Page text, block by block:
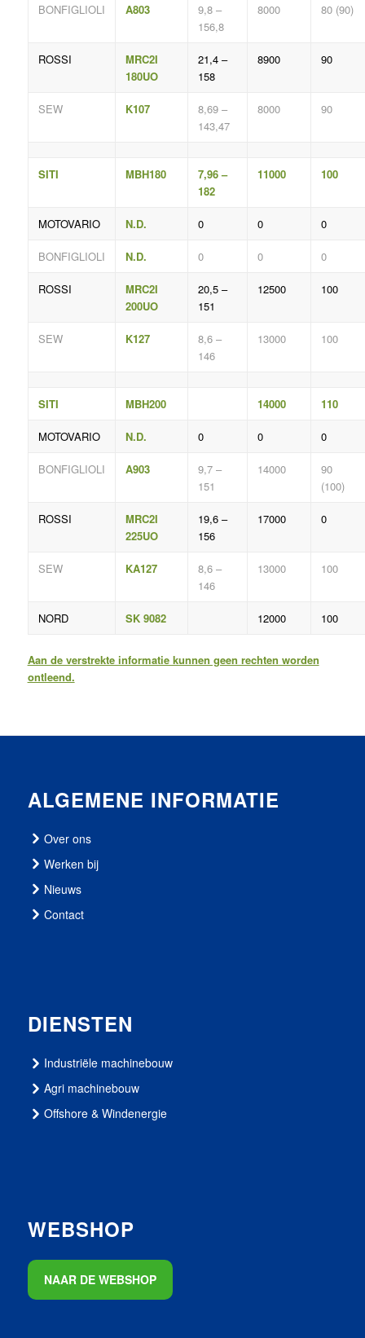
BONFIGLIOLI A803
9,8 –
156,8
8000 80 (90)
ROSSI
MRC2I
180UO
21,4 –
158
8900 90
SEW K107
8,69 –
143,47
8000 90
SITI MBH180
7,96 –
182
11000 100
MOTOVARIO N.D. 0 0 0
BONFIGLIOLI N.D. 0 0 0
ROSSI
MRC2I
200UO
20,5 –
151
12500 100
SEW K127
8,6 –
146
13000 100
SITI MBH200 14000 110
MOTOVARIO N.D. 0 0 0
BONFIGLIOLI A903
9,7 –
151
14000
90
(100)
ROSSI
MRC2I
225UO
19,6 –
156
17000 0
SEW KA127
8,6 –
146
13000 100
NORD SK 9082 12000 100
Aan de verstrekte informatie kunnen geen rechten worden
ontleend.
ALGEMENE INFORMATIE
Over ons
Werken bij
Nieuws
Contact
DIENSTEN
Industriële machinebouw
Agri machinebouw
Offshore & Windenergie
WEBSHOP
NAAR DE WEBSHOP